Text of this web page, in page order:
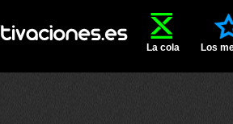
La cola Los